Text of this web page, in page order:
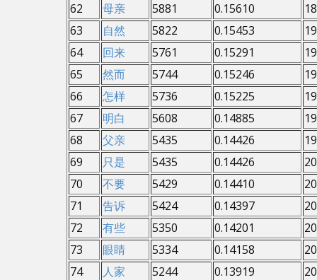
62
母亲 5881 0.15610
63
自然 5822 0.15453
64
回来 5761 0.15291
65
然而 5744 0.15246
66
怎样 5736 0.15225
67
明白 5608 0.14885
68
父亲 5435 0.14426
69
只是 5435 0.14426
70
不要 5429 0.14410
71
告诉 5424 0.14397
72
有些 5350 0.14201
73
眼睛 5334 0.14158
74
人家 5244 0.13919